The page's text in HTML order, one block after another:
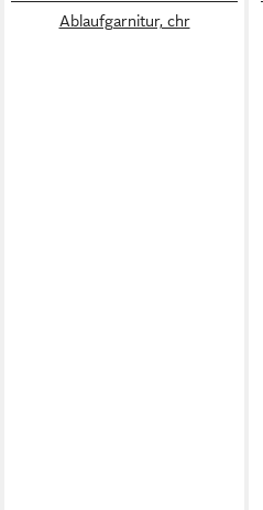
Ablaufgarnitur, chr